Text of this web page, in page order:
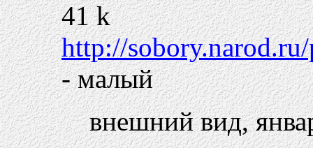
41 k
http://
- малый
внешний вид,